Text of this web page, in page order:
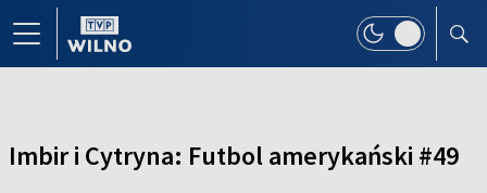
Imbir i Cytryna: Futbol amerykański #49